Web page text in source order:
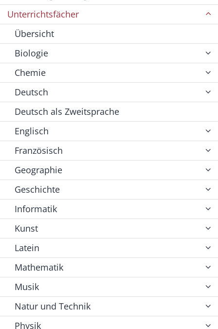
Unterrichtsfächer
Übersicht
Biologie
Chemie
Deutsch
Deutsch als Zweitsprache
Englisch
Französisch
Geographie
Geschichte
Informatik
Kunst
Latein
Mathematik
Musik
Natur und Technik
Physik